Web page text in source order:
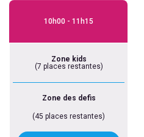
10h00 - 11h15
Zone kids
(7 places restantes)
Zone des defis
(45 places restantes)